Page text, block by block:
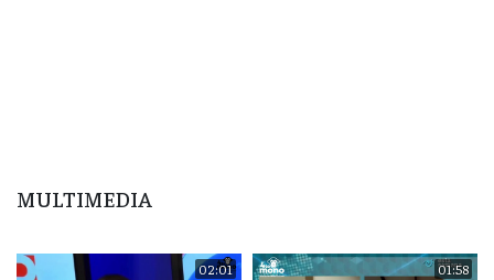
MULTIMEDIA
02:01 01:58